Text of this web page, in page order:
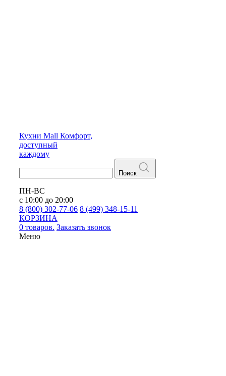
Кухни Mall Комфорт,
доступный
каждому
Поиск
ПН-ВС
с 10:00 до 20:00
8 (800) 302-77-06 8 (499) 348-15-11
КОРЗИНА
0 товаров. Заказать звонок
Меню